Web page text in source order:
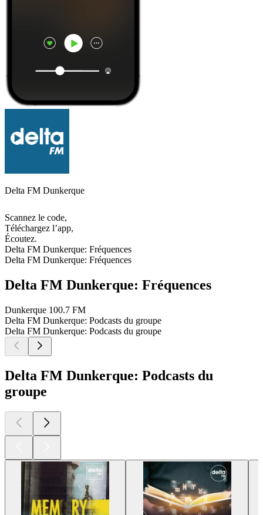
Delta FM Dunkerque
Scannez le code,
Téléchargez l’app,
Écoutez.
Delta FM Dunkerque: Fréquences
Delta FM Dunkerque: Fréquences
Delta FM Dunkerque: Fréquences
Dunkerque 100.7 FM
Delta FM Dunkerque: Podcasts du groupe
Delta FM Dunkerque: Podcasts du groupe
Delta FM Dunkerque: Podcasts du
groupe